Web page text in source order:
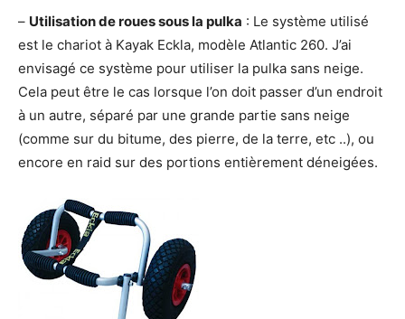
– Utilisation de roues sous la pulka : Le système utilisé
est le chariot à Kayak Eckla, modèle Atlantic 260. J’ai
envisagé ce système pour utiliser la pulka sans neige.
Cela peut être le cas lorsque l’on doit passer d’un endroit
à un autre, séparé par une grande partie sans neige
(comme sur du bitume, des pierre, de la terre, etc ..), ou
encore en raid sur des portions entièrement déneigées.